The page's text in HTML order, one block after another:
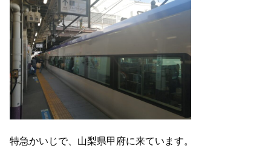
特急かいじで、山梨県甲府に来ています。